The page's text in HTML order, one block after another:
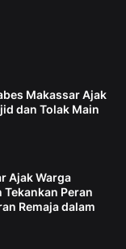
Makassar Ajak
dan Tolak Main
Ajak Warga
Peran
Remaja dalam